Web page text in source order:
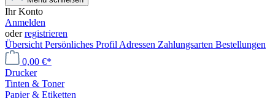
Ihr Konto
Anmelden
oderregistrieren
Übersicht Persönliches Profil Adressen Zahlungsarten Bestellungen
0,00 €*
Drucker
Tinten & Toner
Papier & Etiketten